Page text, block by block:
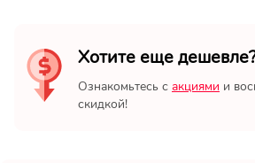
Хотите еще
Ознакомьтесь с акциями и
скидкой!